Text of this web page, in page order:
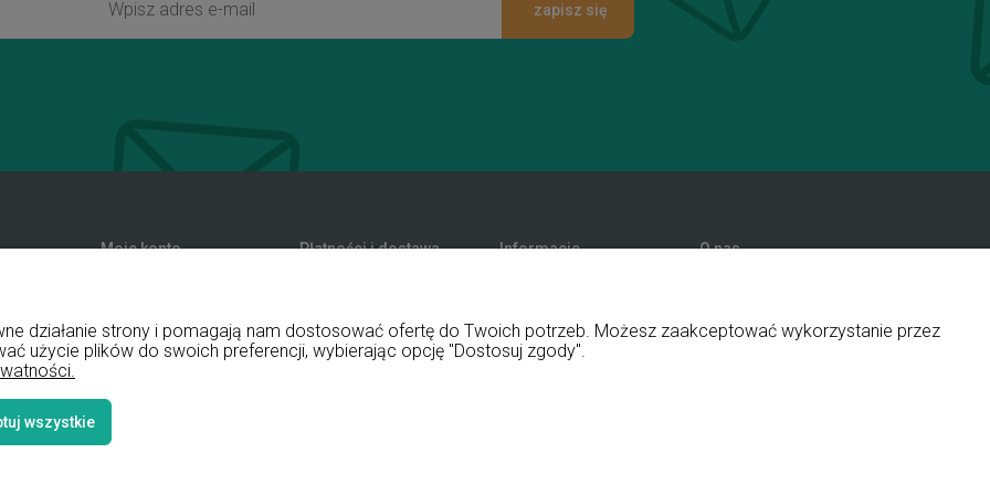
zapisz się
Moje konto
Ustawienia konta
Przechowalnia
Płatności i dostawa
Koszty dostawy
Czas realizacji zamówienia
Informacje
Polityka prywatności
O nas
Blog
działanie strony i pomagają nam dostosować ofertę do Twoich potrzeb. Możesz zaakceptować wykorzystanie przez
użycie plików do swoich preferencji, wybierając opcję "Dostosuj zgody".
wszystkie